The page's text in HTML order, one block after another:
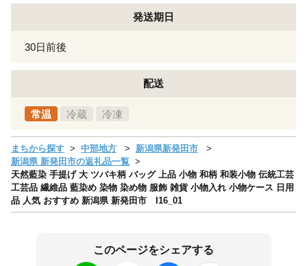
発送期日
30日前後
配送
常温 冷蔵 冷凍
まちから探す 中部地方
新潟県新発田市
新潟県 新発田市の返礼品一覧
天然藍染 手提げ 大 ツバキ柄 バッグ 上品 小物 和柄 和装小物 伝統工芸
工芸品 繊維品 藍染め 染物 染め物 服飾 雑貨 小物入れ 小物ケース 日用
品 人気 おすすめ 新潟県 新発田市 I16_01
このページをシェアする